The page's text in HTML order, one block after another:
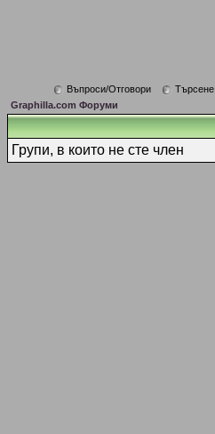
Въпроси/Отговори Търсене
Graphilla.com Форуми
Групи, в които не сте член